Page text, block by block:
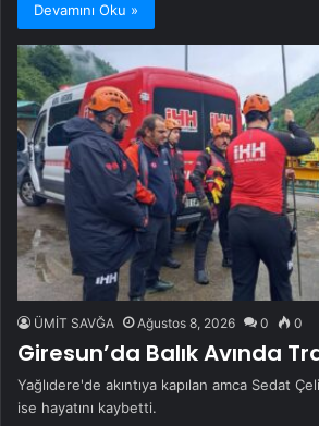
Devamını Oku »
ÜMİT SAVĞA Ağustos 8, 2026 0 0
Giresun’da Balık Avında
Yağlıdere'de akıntıya kapılan amca Sedat
ise hayatını kaybetti.